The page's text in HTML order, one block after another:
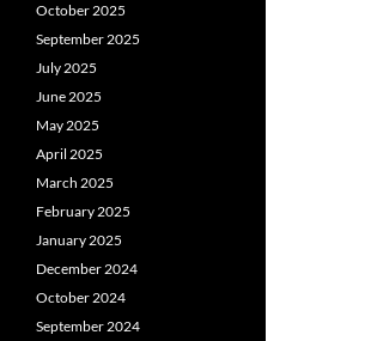
October 2025
September 2025
July 2025
June 2025
May 2025
April 2025
March 2025
February 2025
January 2025
December 2024
October 2024
September 2024